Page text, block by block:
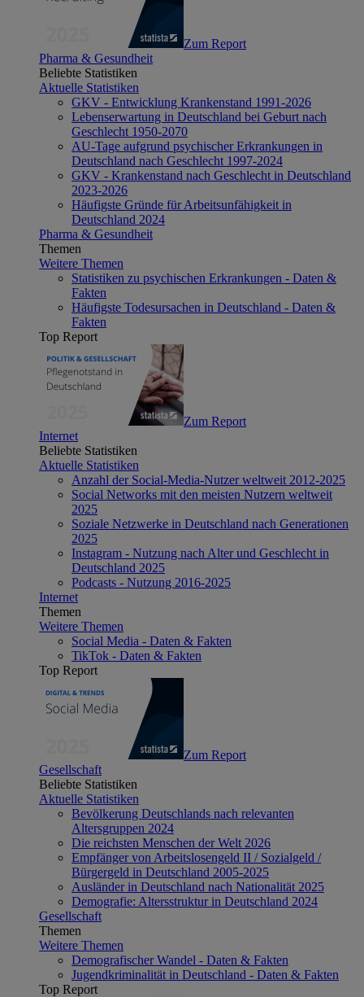
Zum Report
Pharma & Gesundheit
Beliebte Statistiken
Aktuelle Statistiken
GKV - Entwicklung Krankenstand 1991-2026
Lebenserwartung in Deutschland bei Geburt nach
Geschlecht 1950-2070
AU-Tage aufgrund psychischer Erkrankungen in
Deutschland nach Geschlecht 1997-2024
GKV - Krankenstand nach Geschlecht in Deutschland
2023-2026
Häufigste Gründe für Arbeitsunfähigkeit in
Deutschland 2024
Pharma & Gesundheit
Themen
Weitere Themen
Statistiken zu psychischen Erkrankungen - Daten &
Fakten
Häufigste Todesursachen in Deutschland - Daten &
Fakten
Top Report
Zum Report
Internet
Beliebte Statistiken
Aktuelle Statistiken
Anzahl der Social-Media-Nutzer weltweit 2012-2025
Social Networks mit den meisten Nutzern weltweit
2025
Soziale Netzwerke in Deutschland nach Generationen
2025
Instagram - Nutzung nach Alter und Geschlecht in
Deutschland 2025
Podcasts - Nutzung 2016-2025
Internet
Themen
Weitere Themen
Social Media - Daten & Fakten
TikTok - Daten & Fakten
Top Report
Zum Report
Gesellschaft
Beliebte Statistiken
Aktuelle Statistiken
Bevölkerung Deutschlands nach relevanten
Altersgruppen 2024
Die reichsten Menschen der Welt 2026
Empfänger von Arbeitslosengeld II / Sozialgeld /
Bürgergeld in Deutschland 2005-2025
Ausländer in Deutschland nach Nationalität 2025
Demografie: Altersstruktur in Deutschland 2024
Gesellschaft
Themen
Weitere Themen
Demografischer Wandel - Daten & Fakten
Jugendkriminalität in Deutschland - Daten & Fakten
Top Report